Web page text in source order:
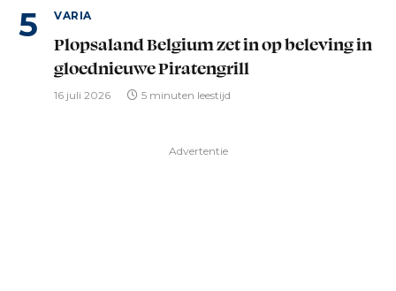
VARIA
Plopsaland Belgium zet in op beleving in
gloednieuwe Piratengrill
16 juli 2026 5 minuten leestijd
Advertentie